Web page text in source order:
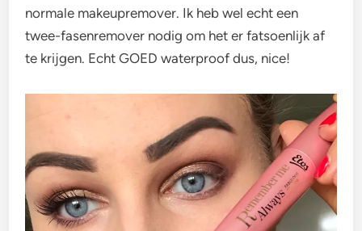
normale makeupremover. Ik heb wel echt een
twee-fasenremover nodig om het er fatsoenlijk af
te krijgen. Echt GOED waterproof dus, nice!